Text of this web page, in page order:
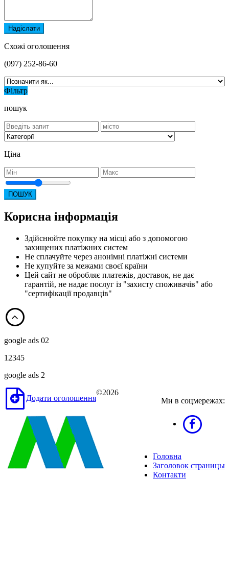
Надіслати
Схожі оголошення
(097) 252-86-60
Фільтр
пошук
Ціна
ПОШУК
Корисна інформація
Здійснюйте покупку на місці або з допомогою
захищених платіжних систем
Не сплачуйте через анонімні платіжні системи
Не купуйте за межами своєї країни
Цей сайт не обробляє платежів, доставок, не дає
гарантій, не надає послуг із "захисту споживачів" або
"сертифікації продавців"
google ads 02
12345
google ads 2
Додати оголошення Ми в соцмережах:
©2026
Головна
Заголовок страницы
Контакти